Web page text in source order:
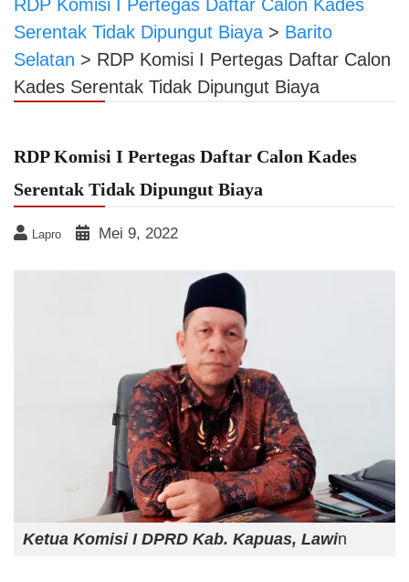
RDP Komisi I Pertegas Daftar Calon Kades
Serentak Tidak Dipungut Biaya > Barito
Selatan > RDP Komisi I Pertegas Daftar Calon
Kades Serentak Tidak Dipungut Biaya
RDP Komisi I Pertegas Daftar Calon Kades
Serentak Tidak Dipungut Biaya
Lapro Mei 9, 2022
Ketua Komisi I DPRD Kab. Kapuas, Lawin